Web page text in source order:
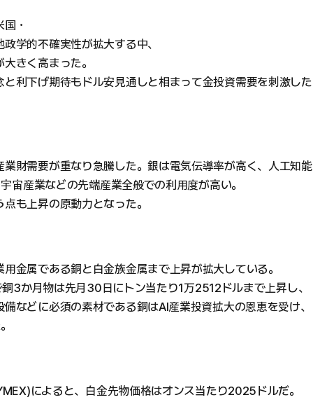
・
学的不確実性が拡大する中、
きく高まった。
利下げ期待もドル安見通しと相まって金投資需要を刺激した
財需要が重なり急騰した。銀は電気伝導率が高く、人工知能
宙産業などの先端産業全般での利用度が高い。
も上昇の原動力となった。
金属である銅と白金族金属まで上昇が拡大している。
3か月物は先月30日にトン当たり1万2512ドルまで上昇し、
などに必須の素材である銅はAI産業投資拡大の恩恵を受け、
によると、白金先物価格はオンス当たり2025ドルだ。